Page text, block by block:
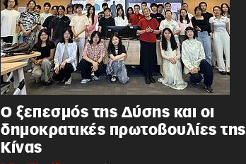
Ο ξεπεσμός της Δύσης και οι
δημοκρατικές πρωτοβουλίες της
Κίνας